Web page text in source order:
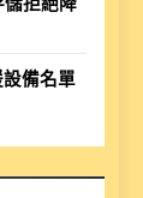
備名單